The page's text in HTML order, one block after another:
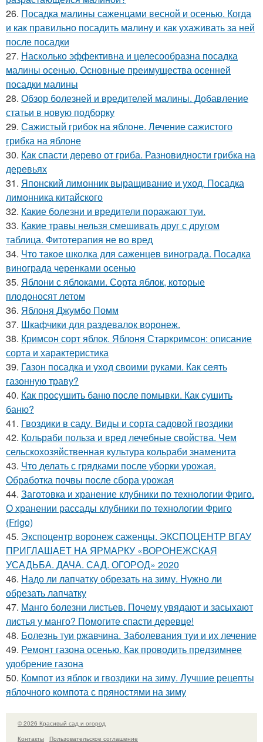
26. Посадка малины саженцами весной и осенью. Когда
и как правильно посадить малину и как ухаживать за ней
после посадки
27. Насколько эффективна и целесообразна посадка
малины осенью. Основные преимущества осенней
посадки малины
28. Обзор болезней и вредителей малины. Добавление
статьи в новую подборку
29. Сажистый грибок на яблоне. Лечение сажистого
грибка на яблоне
30. Как спасти дерево от гриба. Разновидности грибка на
деревьях
31. Японский лимонник выращивание и уход. Посадка
лимонника китайского
32. Какие болезни и вредители поражают туи.
33. Какие травы нельзя смешивать друг с другом
таблица. Фитотерапия не во вред
34. Что такое школка для саженцев винограда. Посадка
винограда черенками осенью
35. Яблони с яблоками. Сорта яблок, которые
плодоносят летом
36. Яблоня Джумбо Помм
37. Шкафчики для раздевалок воронеж.
38. Кримсон сорт яблок. Яблоня Старкримсон: описание
сорта и характеристика
39. Газон посадка и уход своими руками. Как сеять
газонную траву?
40. Как просушить баню после помывки. Как сушить
баню?
41. Гвоздики в саду. Виды и сорта садовой гвоздики
42. Кольраби польза и вред лечебные свойства. Чем
сельскохозяйственная культура кольраби знаменита
43. Что делать с грядками после уборки урожая.
Обработка почвы после сбора урожая
44. Заготовка и хранение клубники по технологии Фриго.
О хранении рассады клубники по технологии Фриго
(Frigo)
45. Экспоцентр воронеж саженцы. ЭКСПОЦЕНТР ВГАУ
ПРИГЛАШАЕТ НА ЯРМАРКУ «ВОРОНЕЖСКАЯ
УСАДЬБА. ДАЧА. САД. ОГОРОД» 2020
46. Надо ли лапчатку обрезать на зиму. Нужно ли
обрезать лапчатку
47. Манго болезни листьев. Почему увядают и засыхают
листья у манго? Помогите спасти деревце!
48. Болезнь туи ржавчина. Заболевания туи и их лечение
49. Ремонт газона осенью. Как проводить предзимнее
удобрение газона
50. Компот из яблок и гвоздики на зиму. Лучшие рецепты
яблочного компота с пряностями на зиму
© 2026 Красивый сад и огород
Контакты
Пользовательское соглашение